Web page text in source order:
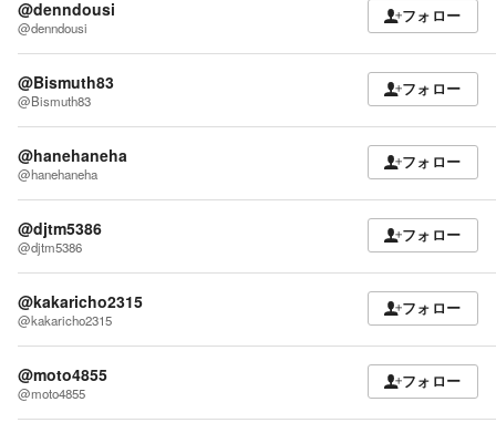
@denndousi
@denndousi
フォロー
@Bismuth83
@Bismuth83
フォロー
@hanehaneha
@hanehaneha
フォロー
@djtm5386
@djtm5386
フォロー
@kakaricho2315
@kakaricho2315
フォロー
@moto4855
@moto4855
フォロー